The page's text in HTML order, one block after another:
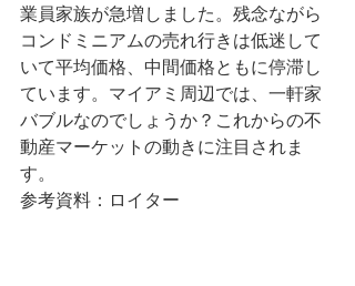
業員家族が急増しました。残念ながら
コンドミニアムの売れ行きは低迷して
いて平均価格、中間価格ともに停滞し
ています。マイアミ周辺では、一軒家
バブルなのでしょうか？これからの不
動産マーケットの動きに注目されま
す。
参考資料： ロイター